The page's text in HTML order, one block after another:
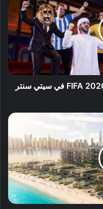
سوكو تطلق عروض كأس العالم FIFA 2026 في سيتي سنتر